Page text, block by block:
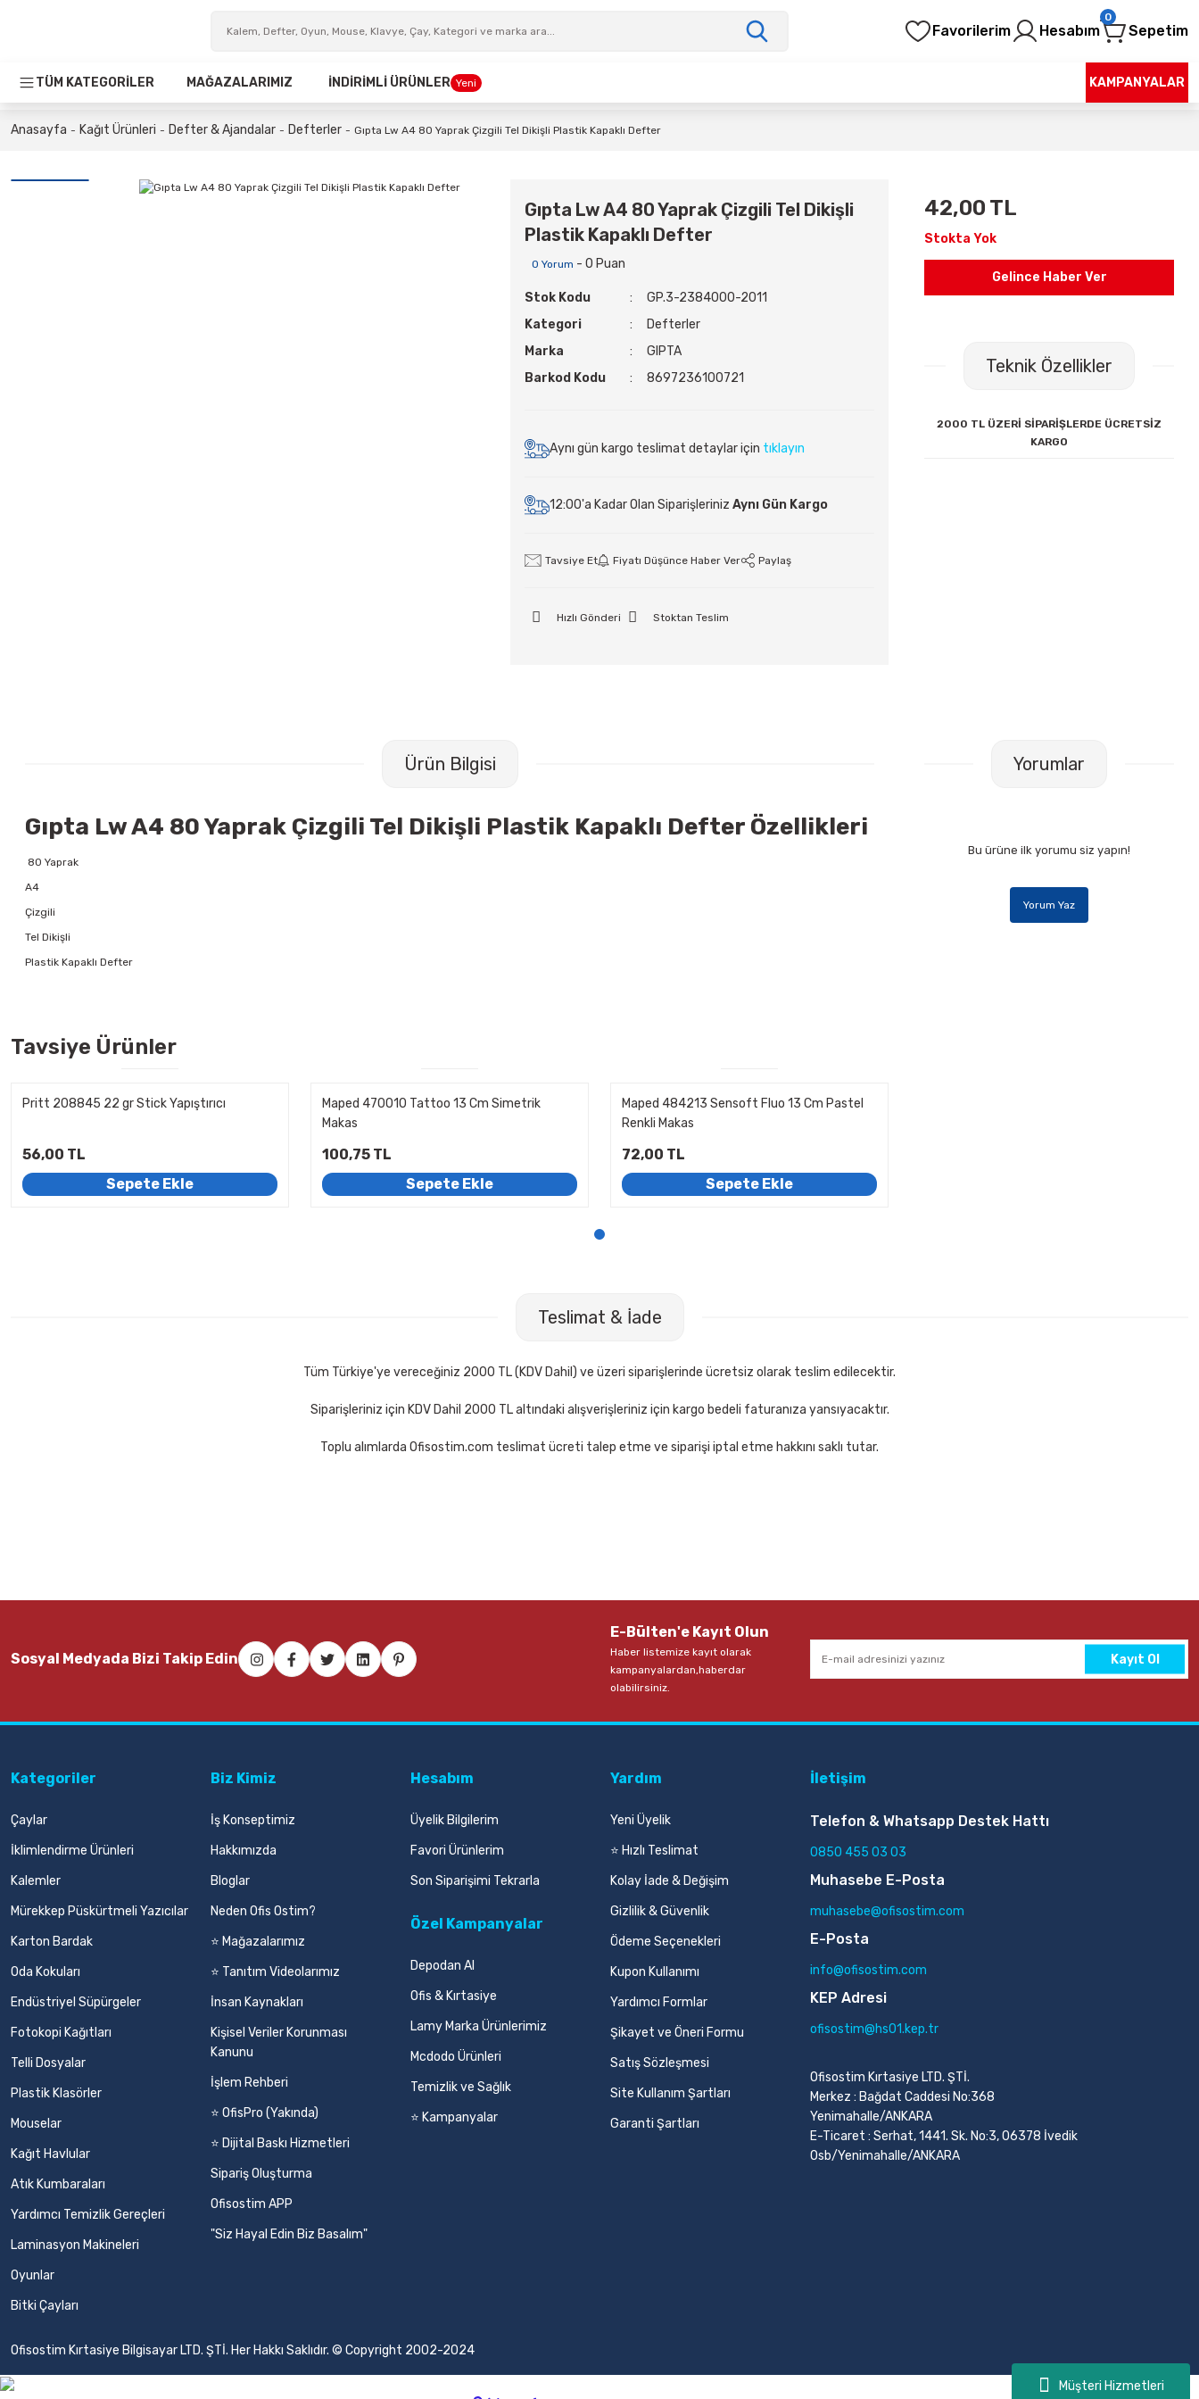
Müşteri Hizmetleri
Favorilerim Hesabım Sepetim
0
TÜM KATEGORİLER MAĞAZALARIMIZ İNDİRİMLİ ÜRÜNLER Yeni KAMPANYALAR
Anasayfa Kağıt Ürünleri Defter & Ajandalar Defterler Gıpta Lw A4 80 Yaprak Çizgili Tel Dikişli Plastik Kapaklı Defter
Gıpta Lw A4 80 Yaprak Çizgili Tel Dikişli
Plastik Kapaklı Defter
0 Yorum - 0 Puan
Stok Kodu
GP.3-2384000-2011
Kategori
Defterler
Marka
GIPTA
Barkod Kodu
8697236100721
Aynı gün kargo teslimat detaylar için tıklayın
12:00'a Kadar Olan Siparişleriniz Aynı Gün Kargo
Tavsiye Et Fiyatı Düşünce Haber Ver Paylaş
Hızlı Gönderi Stoktan Teslim
42,00 TL
Stokta Yok
Gelince Haber Ver
Teknik Özellikler
2000 TL ÜZERİ SİPARİŞLERDE ÜCRETSİZ
KARGO
Ürün Bilgisi
Gıpta Lw A4 80 Yaprak Çizgili Tel Dikişli Plastik Kapaklı Defter Özellikleri
80 Yaprak
A4
Çizgili
Tel Dikişli
Plastik Kapaklı Defter
Yorumlar
Bu ürüne ilk yorumu siz yapın!
Yorum Yaz
Tavsiye Ürünler
Pritt 208845 22 gr Stick Yapıştırıcı
56,00 TL
Sepete Ekle
Maped 470010 Tattoo 13 Cm Simetrik
Makas
100,75 TL
Sepete Ekle
Maped 484213 Sensoft Fluo 13 Cm Pastel
Renkli Makas
72,00 TL
Sepete Ekle
Teslimat & İade
Tüm Türkiye'ye vereceğiniz 2000 TL (KDV Dahil) ve üzeri siparişlerinde ücretsiz olarak teslim edilecektir.
Siparişleriniz için KDV Dahil 2000 TL altındaki alışverişleriniz için kargo bedeli faturanıza yansıyacaktır.
Toplu alımlarda Ofisostim.com teslimat ücreti talep etme ve siparişi iptal etme hakkını saklı tutar.
Sosyal Medyada Bizi Takip Edin
E-Bülten'e Kayıt Olun
Haber listemize kayıt olarak
kampanyalardan,haberdar
olabilirsiniz.
Kayıt Ol
Kategoriler
Çaylar
İklimlendirme Ürünleri
Kalemler
Mürekkep Püskürtmeli Yazıcılar
Karton Bardak
Oda Kokuları
Endüstriyel Süpürgeler
Fotokopi Kağıtları
Telli Dosyalar
Plastik Klasörler
Mouselar
Kağıt Havlular
Atık Kumbaraları
Yardımcı Temizlik Gereçleri
Laminasyon Makineleri
Oyunlar
Bitki Çayları
Biz Kimiz
İş Konseptimiz
Hakkımızda
Bloglar
Neden Ofis Ostim?
⭐ Mağazalarımız
⭐ Tanıtım Videolarımız
İnsan Kaynakları
Kişisel Veriler Korunması
Kanunu
İşlem Rehberi
⭐ OfisPro (Yakında)
⭐ Dijital Baskı Hizmetleri
Sipariş Oluşturma
Ofisostim APP
"Siz Hayal Edin Biz Basalım"
Hesabım
Üyelik Bilgilerim
Favori Ürünlerim
Son Siparişimi Tekrarla
Özel Kampanyalar
Depodan Al
Ofis & Kırtasiye
Lamy Marka Ürünlerimiz
Mcdodo Ürünleri
Temizlik ve Sağlık
⭐ Kampanyalar
Yardım
Yeni Üyelik
⭐ Hızlı Teslimat
Kolay İade & Değişim
Gizlilik & Güvenlik
Ödeme Seçenekleri
Kupon Kullanımı
Yardımcı Formlar
Şikayet ve Öneri Formu
Satış Sözleşmesi
Site Kullanım Şartları
Garanti Şartları
İletişim
Telefon & Whatsapp Destek Hattı
0850 455 03 03
Muhasebe E-Posta
muhasebe@ofisostim.com
E-Posta
info@ofisostim.com
KEP Adresi
ofisostim@hs01.kep.tr
Ofisostim Kırtasiye LTD. ŞTİ.
Merkez : Bağdat Caddesi No:368
Yenimahalle/ANKARA
E-Ticaret : Serhat, 1441. Sk. No:3, 06378 İvedik
Osb/Yenimahalle/ANKARA
Ofisostim Kırtasiye Bilgisayar LTD. ŞTİ. Her Hakkı Saklıdır. © Copyright 2002-2024